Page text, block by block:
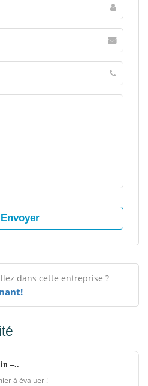
dans cette entreprise ?
–..
à évaluer !